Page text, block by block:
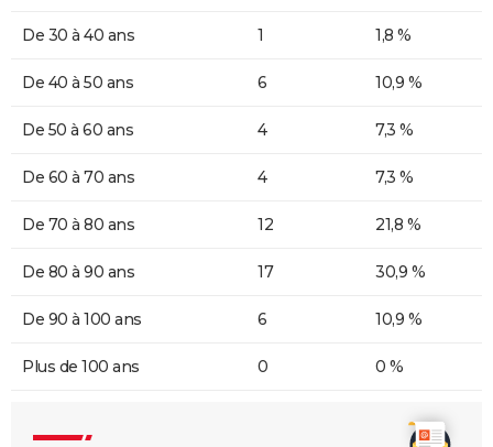
De 30 à 40 ans 1 1,8 %
De 40 à 50 ans 6 10,9 %
De 50 à 60 ans 4 7,3 %
De 60 à 70 ans 4 7,3 %
De 70 à 80 ans 12 21,8 %
De 80 à 90 ans 17 30,9 %
De 90 à 100 ans 6 10,9 %
Plus de 100 ans 0 0 %